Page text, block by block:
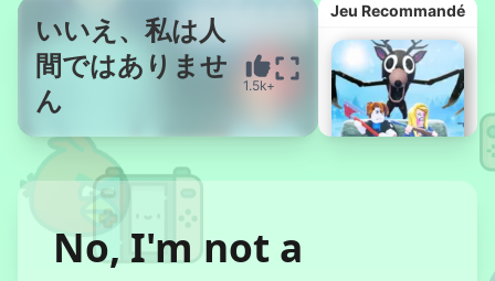
Commencer Maintenant
いいえ、私は人
間ではありませ
ん
1.5k+
Jeu Recommandé
No, I'm not a